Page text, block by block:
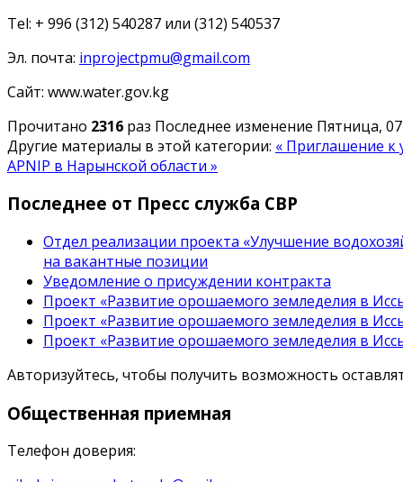
Tel: + 996 (312) 540287 или (312) 540537
Эл. почта: inprojectpmu@gmail.com
Сайт: www.water.gov.kg
Прочитано 2316 раз Последнее изменение Пятница, 07
Другие материалы в этой категории: « Приглашение к
APNIP в Нарынской области »
Последнее от Пресс служба СВР
Отдел реализации проекта «Улучшение
на вакантные позиции
Уведомление о присуждении контракта
Проект «Развитие орошаемого земледелия в
Проект «Развитие орошаемого земледелия в
Проект «Развитие орошаемого земледелия в
Авторизуйтесь, чтобы получить возможность
Общественная приемная
Телефон доверия: